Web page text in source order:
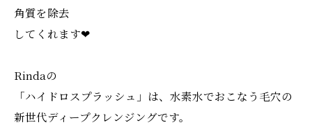
角質を除去
​してくれます❤︎
Rindaの
「ハイドロスプラッシュ」は、水素水でおこなう毛穴の
新世代ディープクレンジングです。